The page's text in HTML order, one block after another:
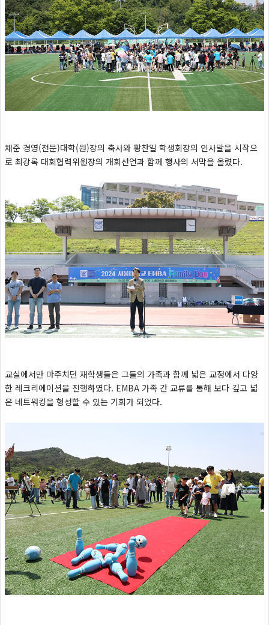
채준 경영(전문)대학(원)장의 축사와 황찬일 학생회장의 인사말을 시작으
로 최강록 대회협력위원장의 개회선언과 함께 행사의 서막을 올렸다.
교실에서만 마주치던 재학생들은 그들의 가족과 함께 넓은 교정에서 다양
한 레크리에이션을 진행하였다. EMBA 가족 간 교류를 통해 보다 깊고 넓
은 네트워킹을 형성할 수 있는 기회가 되었다.